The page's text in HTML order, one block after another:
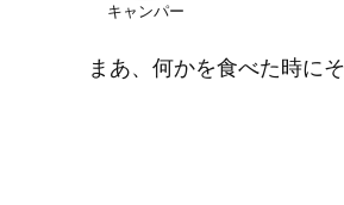
キャンパー
まあ、何かを食べた時に